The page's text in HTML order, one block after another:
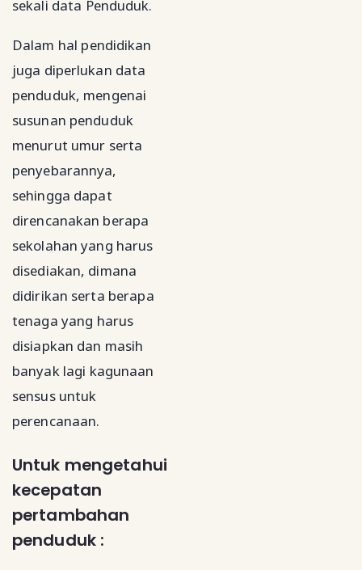
sekali data Penduduk.
Dalam hal pendidikan
juga diperlukan data
penduduk, mengenai
susunan penduduk
menurut umur serta
penyebarannya,
sehingga dapat
direncanakan berapa
sekolahan yang harus
disediakan, dimana
didirikan serta berapa
tenaga yang harus
disiapkan dan masih
banyak lagi kagunaan
sensus untuk
perencanaan.
Untuk mengetahui
kecepatan
pertambahan
penduduk :